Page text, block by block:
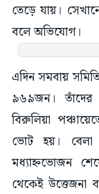
তেড়ে যায়।
বলে অভিযোগ।
এদিন সমবায়
৯৬৯জন।
বিরুলিয়া
ভোট হয়।
মধ্যাহ্নভোজন
থেকেই উত্তেজনা